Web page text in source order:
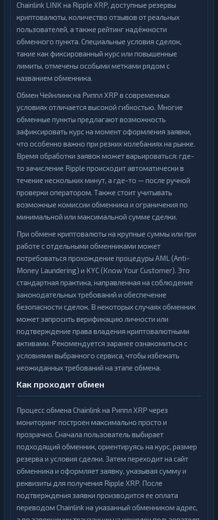
Chainlink LINK на Ripple XRP, доступные резервы
криптовалюты, количество отзывов от реальных
пользователей, а также рейтинг надёжности
обменного пункта. Специальные условия сделок,
такие как фиксированный курс или повышенные
лимиты, отмечены особыми метками рядом с
названием обменника.
Обмен Чейнлинк на Риппл XRP в современных
условиях отличается высокой гибкостью. Многие
обменные пункты предлагают возможность
зафиксировать курс на момент оформления заявки,
что особенно важно при резких колебаниях на рынке.
Время обработки заявок может варьироваться: где-
то зачисление Ripple происходит автоматически в
течение нескольких минут, а где-то — после ручной
проверки оператором. Также стоит учитывать
возможные комиссии обменника и ограничения по
минимальной или максимальной сумме сделки.
При обмене криптовалюты на крупные суммы или при
работе с отдельными обменниками может
потребоваться прохождение процедуры AML (Anti-
Money Laundering) и KYC (Know Your Customer). Это
стандартная практика, направленная на соблюдение
законодательных требований и обеспечение
безопасности сделок. В некоторых случаях обменник
может запросить верификацию личности или
подтверждение права владения криптовалютными
активами. Рекомендуется заранее ознакомиться с
условиями выбранного сервиса, чтобы избежать
неожиданных требований на этапе обмена.
Как проходит обмен
Процесс обмена Chainlink на Риппл XRP через
мониторинг построен максимально просто и
прозрачно. Сначала пользователь выбирает
подходящий обменник, ориентируясь на курс, размер
резерва и условия сделки. Затем переходит на сайт
обменника и оформляет заявку, указывая сумму и
реквизиты для получения Ripple XRP. После
подтверждения заявки производится ее оплата
переводом Chainlink на указанный обменником адрес,